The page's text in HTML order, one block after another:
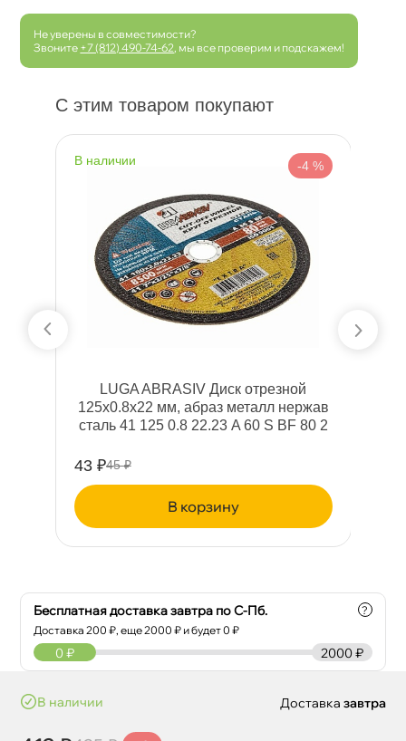
Не уверены в совместимости?
Звоните +7 (812) 490-74-62 , мы все проверим и подскажем!
С этим товаром покупают
наличии -4 %
LUGA ABRASIV Диск отрезной
125x0.8x22 мм, абраз металл нержа
сталь 41 125 0.8 22.23 A 60 S BF 80 2
43 ₽45 ₽
корзину
Бесплатная доставка завтра по С-Пб.
Доставка200 ₽, еще2000 ₽ и будет 0 ₽
?
2000 ₽
0 ₽
наличии Доставка завтра